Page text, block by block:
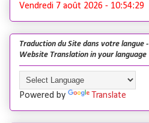
Vendredi 7 août 2026 - 10:54:30
Traduction du Site dans votre langue -
Website Translation in your language
Powered by Translate